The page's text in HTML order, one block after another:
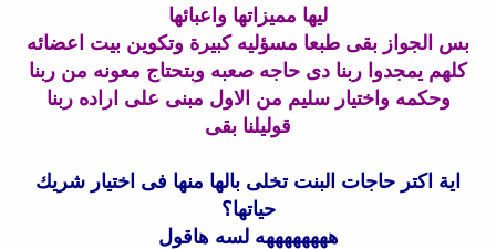
ليها مميزاتها واعبائها
بس الجواز بقى طبعا مسؤليه كبيرة وتكوين بيت اعضائه
كلهم يمجدوا ربنا دى حاجه صعبه وبتحتاج معونه من ربنا
وحكمه واختيار سليم من الاول مبنى على اراده ربنا
قوليلنا بقى
اية اكتر حاجات البنت تخلى بالها منها فى اختيار شريك
حياتها؟
ههههههههه لسه هاقول